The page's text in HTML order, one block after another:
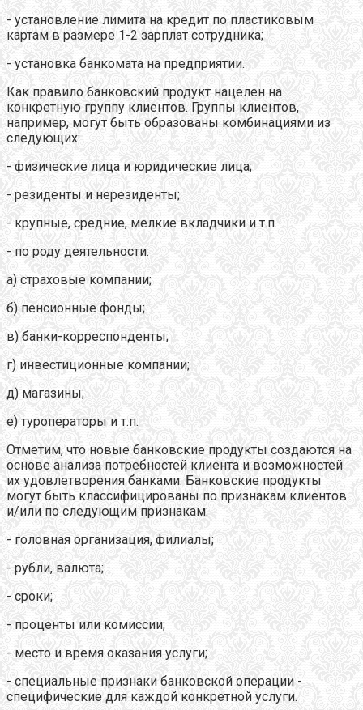
- установление лимита на кредит по пластиковым
картам в размере 1-2 зарплат сотрудника;
- установка банкомата на предприятии.
Как правило банковский продукт нацелен на
конкретную группу клиентов. Группы клиентов,
например, могут быть образованы комбинациями из
следующих:
- физические лица и юридические лица;
- резиденты и нерезиденты;
- крупные, средние, мелкие вкладчики и т.п.
- по роду деятельности:
а) страховые компании;
б) пенсионные фонды;
в) банки-корреспонденты;
г) инвестиционные компании;
д) магазины;
е) туроператоры и т.п.
Отметим, что новые банковские продукты создаются на
основе анализа потребностей клиента и возможностей
их удовлетворения банками. Банковские продукты
могут быть классифицированы по признакам клиентов
и/или по следующим признакам:
- головная организация, филиалы;
- рубли, валюта;
- сроки;
- проценты или комиссии;
- место и время оказания услуги;
- специальные признаки банковской операции -
специфические для каждой конкретной услуги.